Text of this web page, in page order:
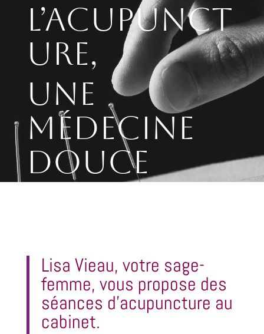
L’ACUPUNCT
URE,
UNE
MÉDECINE
DOUCE
Lisa Vieau, votre sage-
femme, vous propose des
séances d’acupuncture au
cabinet.